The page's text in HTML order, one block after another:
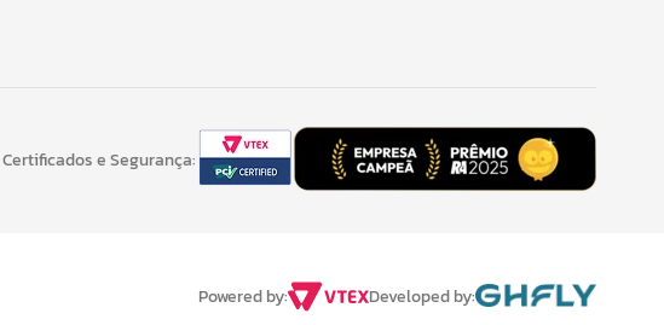
Certificados e Segurança:
Powered by: Developed by: